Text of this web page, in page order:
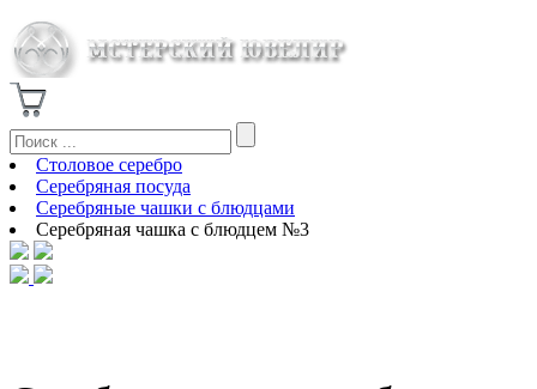
Столовое серебро
Серебряная посуда
Серебряные чашки с блюдцами
Серебряная чашка с блюдцем №3